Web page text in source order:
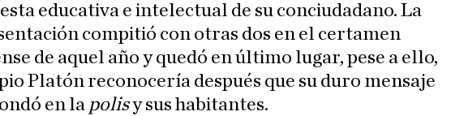
educativa e intelectual de su conciudadano. La
compitió con otras dos en el certamen
de aquel año y quedó en último lugar, pese a ello,
Platón reconocería después que su duro mensaje
en la polisy sus habitantes.